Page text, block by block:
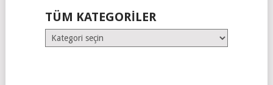
TÜM KATEGORILER
Tüm
Kategoriler